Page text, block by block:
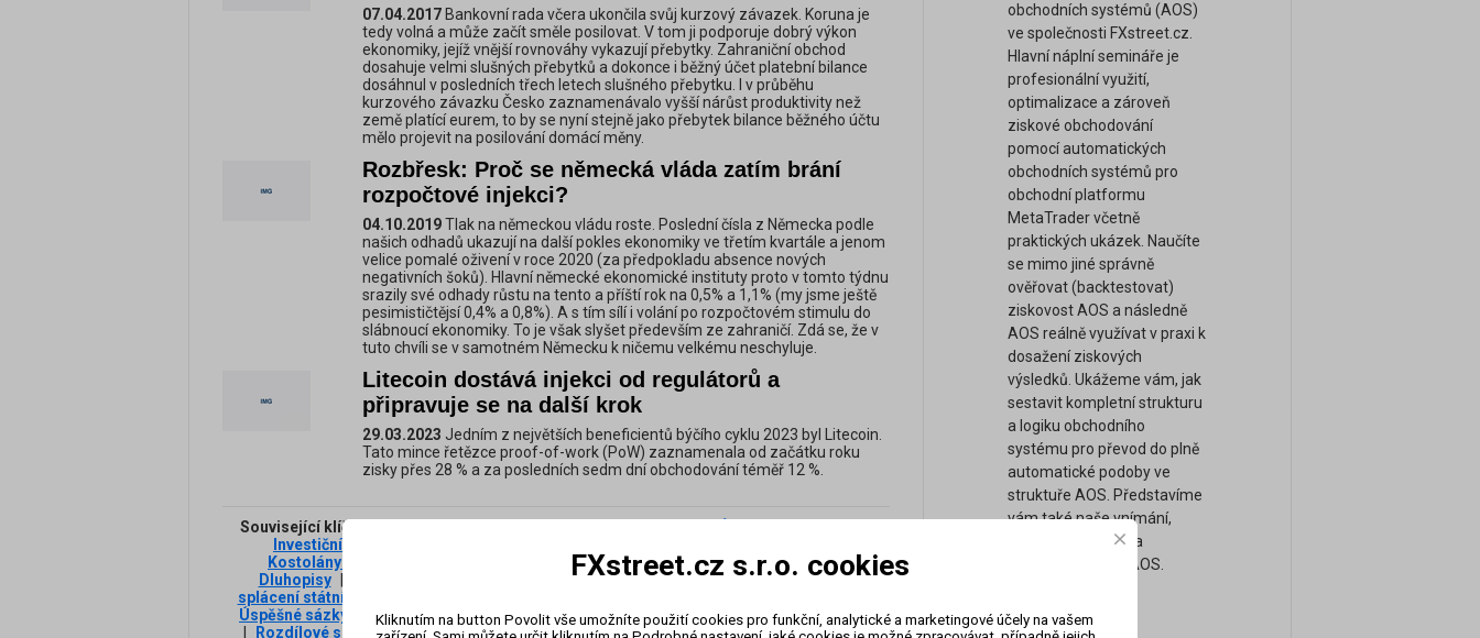
07.04.2017 Bankovní rada včera ukončila svůj kurzový závazek. Koruna je
tedy volná a může začít směle posilovat. V tom ji podporuje dobrý výkon
ekonomiky, jejíž vnější rovnováhy vykazují přebytky. Zahraniční obchod
dosahuje velmi slušných přebytků a dokonce i běžný účet platební bilance
dosáhnul v posledních třech letech slušného přebytku. I v průběhu
kurzového závazku Česko zaznamenávalo vyšší nárůst produktivity než
země platící eurem, to by se nyní stejně jako přebytek bilance běžného účtu
mělo projevit na posilování domácí měny.
Rozbřesk: Proč se německá vláda zatím brání
rozpočtové injekci?
04.10.2019Tlak na německou vládu roste. Poslední čísla z Německa podle
našich odhadů ukazují na další pokles ekonomiky ve třetím kvartále a jenom
velice pomalé oživení v roce 2020 (za předpokladu absence nových
negativních šoků). Hlavní německé ekonomické instituty proto v tomto týdnu
srazily své odhady růstu na tento a příští rok na 0,5% a 1,1% (my jsme ještě
pesimističtějsí 0,4% a 0,8%). A s tím sílí i volání po rozpočtovém stimulu do
slábnoucí ekonomiky. To je však slyšet především ze zahraničí. Zdá se, že v
tuto chvíli se v samotném Německu k ničemu velkému neschyluje.
Litecoin dostává injekci od regulátorů a
připravuje se na další krok
29.03.2023 Jedním z největších beneficientů býčího cyklu 2023 byl Litecoin.
Tato mince řetězce proof-of-work (PoW) zaznamenala od začátku roku
zisky přes 28 % a za posledních sedm dní obchodování téměř 12 %.
Související klíčová slova:
Investiční cíle
Kostolány?
Ztráty peněz | Burza | Přijmout ztrátu |
Dluhopisy
| Exchange | Vysoké riziko | Sázky na
splácení státních dluhopisů
Úspěšné sázky
Forma umění | L.F. Investment | Pochybnosti | Analýzy | Výzkumy
Rozdílové smlouvy | Dokončení univerzity | Úspěšný obchodník s cennými papíry |
obchodních systémů (AOS)
ve společnosti FXstreet.cz.
Hlavní náplní semináře je
profesionální využití,
optimalizace a zároveň
ziskové obchodování
pomocí automatických
obchodních systémů pro
obchodní platformu
MetaTrader včetně
praktických ukázek. Naučíte
se mimo jiné správně
ověřovat (backtestovat)
ziskovost AOS a následně
AOS reálně využívat v praxi k
dosažení ziskových
výsledků. Ukážeme vám, jak
sestavit kompletní strukturu
a logiku obchodního
systému pro převod do plně
automatické podoby ve
struktuře AOS. Představíme
vám také naše vnímání,
obchodní přístupy a
strategie pomocí AOS.
FXstreet.cz s.r.o. cookies
Kliknutím na button Povolit vše umožníte použití cookies pro funkční, analytické a marketingové účely na vašem